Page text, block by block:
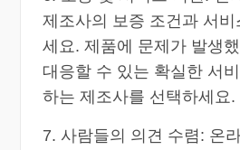
제조사의 보증 조건과 서
세요. 제품에 문제가 발생
대응할 수 있는 확실한 서
하는 제조사를 선택하세요.
7. 사람들의 의견 수렴: 온